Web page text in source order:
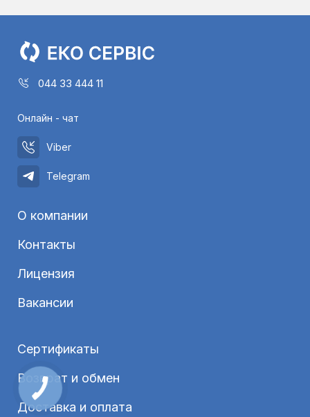
044 33 444 11
Онлайн - чат
Viber
Telegram
О компании
Контакты
Лицензия
Вакансии
Сертификаты
Возврат и обмен
Доставка и оплата